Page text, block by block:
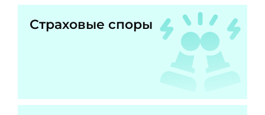
Страховые споры